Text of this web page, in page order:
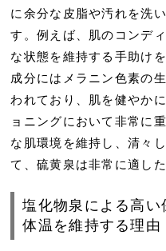
に余分な皮脂や汚れを洗
す。例えば、肌のコンデ
な状態を維持する手助け
成分にはメラニン色素の
われており、肌を健やか
ョニングにおいて非常に
な肌環境を維持し、清々
て、硫黄泉は非常に適し
塩化物泉による高
体温を維持する理由